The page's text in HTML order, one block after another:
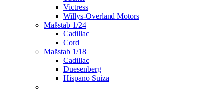
Victress
Willys-Overland Motors
Maßstab 1/24
Cadillac
Cord
Maßstab 1/18
Cadillac
Duesenberg
Hispano Suiza